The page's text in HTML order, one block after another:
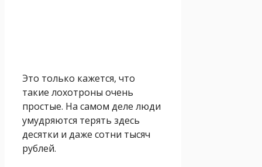
Это только кажется, что
такие лохотроны очень
простые. На самом деле люди
умудряются терять здесь
десятки и даже сотни тысяч
рублей.